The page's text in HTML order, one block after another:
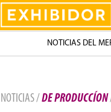
Exhibidor
NOTICIAS DEL
NOTICIAS / DE PRODUCCÍON